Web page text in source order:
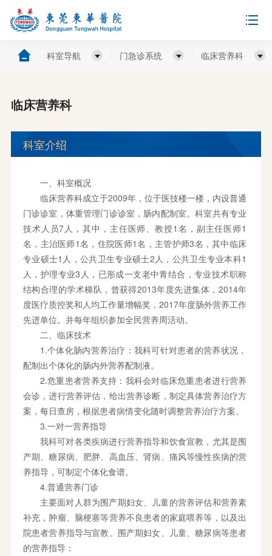
科室导航 门急诊系统 临床营养科
临床营养科
科室介绍
一、科室概况
临床营养科成立于2009年，位于医技楼一楼，内设普通
门诊诊室，体重管理门诊诊室，肠内配制室。科室共有专业
技术人员7人，其中，主任医师、教授1名，副主任医师1
名，主治医师1名，住院医师1名，主管护师3名，其中临床
专业硕士1人，公共卫生专业硕士2人，公共卫生专业本科1
人，护理专业3人，已形成一支老中青结合，专业技术职称
结构合理的学术梯队，曾获得2013年度先进集体，2014年
度医疗质控奖和人均工作量增幅奖，2017年度肠外营养工作
先进单位。并每年组织参加全民营养周活动。
二、临床技术
1.个体化肠内营养治疗：我科可针对患者的营养状况，
配制出个体化的肠内外营养配制液。
2.危重患者营养支持：我科会对临床危重患者进行营养
会诊，进行营养评估，给出营养诊断，制定具体营养治疗方
案，每日查房，根据患者病情变化随时调整营养治疗方案。
3.一对一营养指导
我科可对各类疾病进行营养指导和饮食宣教，尤其是围
产期、糖尿病、肥胖、高血压、肾病、痛风等慢性疾病的营
养指导，可制定个体化食谱。
4.普通营养门诊
主要面对人群为围产期妇女、儿童的营养评估和营养素
补充，肿瘤、脑梗塞等营养不良患者的家庭喂养等，以及出
院患者营养指导与宣教。围产期妇女、儿童、糖尿病等患者
的营养指导；